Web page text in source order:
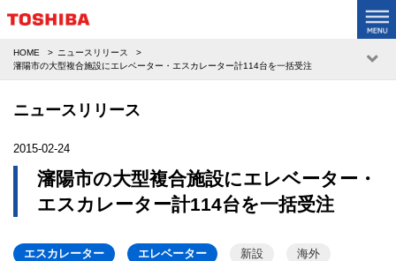
HOME
ニュースリリース
瀋陽市の大型複合施設にエレベーター・エスカレーター計114台を一括受注
ニュースリリース
2015-02-24
瀋陽市の大型複合施設にエレベーター・
エスカレーター計114台を一括受注
エスカレーター エレベーター 新設 海外